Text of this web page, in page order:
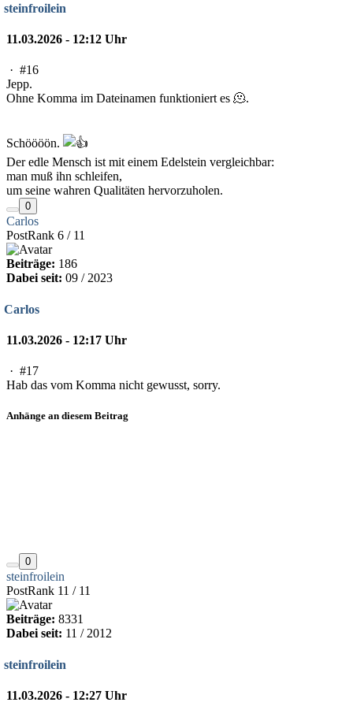
steinfroilein
11.03.2026 - 12:12 Uhr
· #16
Jepp.
Ohne Komma im Dateinamen funktioniert es 🫠.
Schöööön.
Der edle Mensch ist mit einem Edelstein vergleichbar:
man muß ihn schleifen,
um seine wahren Qualitäten hervorzuholen.
0
Carlos
PostRank 6 / 11
Beiträge: 186
Dabei seit: 09 / 2023
Carlos
11.03.2026 - 12:17 Uhr
· #17
Hab das vom Komma nicht gewusst, sorry.
Anhänge an diesem Beitrag
0
steinfroilein
PostRank 11 / 11
Beiträge: 8331
Dabei seit: 11 / 2012
steinfroilein
11.03.2026 - 12:27 Uhr